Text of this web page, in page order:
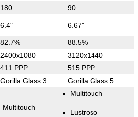
180 90
6.4" 6.67"
82.7% 88.5%
2400x1080 3120x1440
411 PPP 515 PPP
Gorilla Glass 3 Gorilla Glass 5
Multitouch
Multitouch
Lustroso